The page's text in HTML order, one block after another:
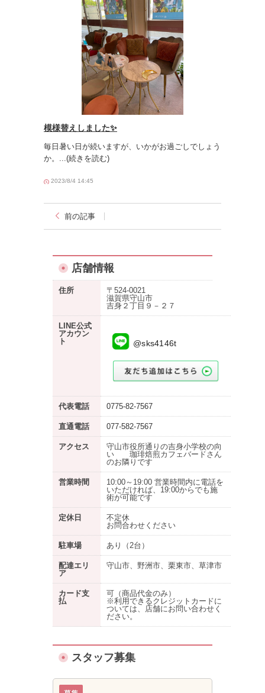
模様替えしました✨
毎日暑い日が続いますが、いかがお過ごしでしょう
か。 ...(続きを読む)
2023/8/4 14:45
前の記事
店舗情報
住所
〒524-0021
滋賀県守山市
吉身２丁目９－２７
LINE公式
アカウン
ト
@sks4146t
代表電話 0775-82-7567
直通電話 077-582-7567
アクセス
守山市役所通りの吉身小学校の向
い 珈琲焙煎カフェバードさん
のお隣りです
営業時間
10:00～19:00 営業時間内に電話を
いただければ、19:00からでも施
術が可能です
定休日
不定休
お問合わせください
駐車場 あり （2台）
配達エリ
ア
守山市、野洲市、栗東市、草津市
カード支
払
可（商品代金のみ）
※利用できるクレジットカードに
ついては、店舗にお問い合わせく
ださい。
スタッフ募集